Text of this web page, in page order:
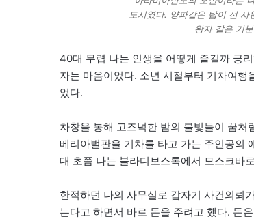
도시였다. 양파같은 탑이 선
왕자 같은 기
40대 무렵 나는 인생을 어떻게 즐길까 궁
자는 마음이었다. 소년 시절부터 기차여
었다.
차창을 통해 고즈넉한 밤의 불빛들이 꿈
베리아벌판을 기차를 타고 가는 주인공의
대 초쯤 나는 블라디보스톡에서 모스크바
한적하던 나의 사무실로 갑자기 사건의뢰
는다고 하면서 바로 돈을 주려고 했다. 돈